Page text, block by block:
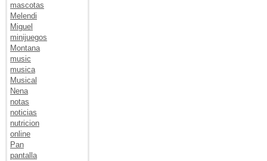
mascotas
Melendi
Miguel
minijuegos
Montana
music
musica
Musical
Nena
notas
noticias
nutricion
online
Pan
pantalla